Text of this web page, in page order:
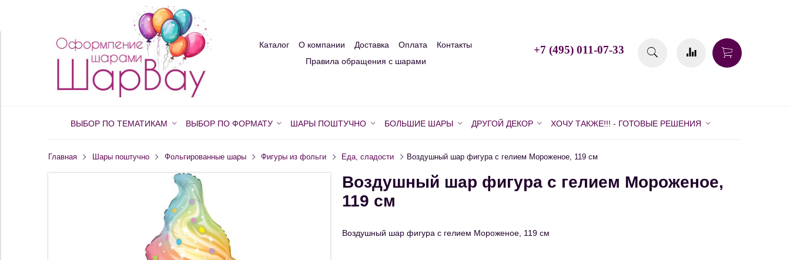
Каталог О компании Доставка Оплата
Контакты
Правила обращения с шарами
+7 (495) 011-07-33
ВЫБОР ПО ТЕМАТИКАМ ВЫБОР ПО ФОРМАТУ ШАРЫ ПОШТУЧНО БОЛЬШИЕ ШАРЫ ДРУГОЙ ДЕКОР ХОЧУ ТАКЖЕ!!! - ГОТОВЫЕ РЕШЕНИЯ
Главная Шары поштучно Фольгированные шары Фигуры из фольги Еда, сладости Воздушный шар фигура с гелием Мороженое, 119 см
Воздушный шар фигура с гелием Мороженое,
119 см
Воздушный шар фигура с гелием Мороженое, 119 см